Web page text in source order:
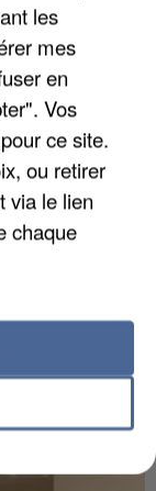
visés par des
un "travail
les
mes
en
Vos
ce site.
ou retirer
via le lien
chaque